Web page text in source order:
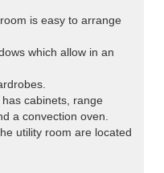
is easy to arrange
which allow in an
cabinets, range
a convection oven.
utility room are located